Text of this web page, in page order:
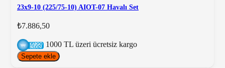
23x9-10 (225/75-10) AIOT-07 Havalı Set
₺7.886,50
1000 TL üzeri ücretsiz kargo
Sepete ekle